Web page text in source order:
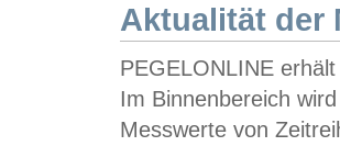
Aktualität der
PEGELONLINE
Im Binnenbereich
Messwerte von